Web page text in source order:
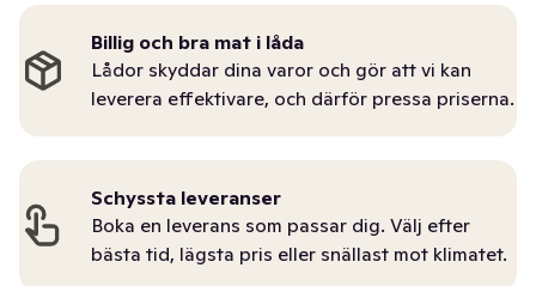
Billig och bra mat i låda
Lådor skyddar dina varor och gör att vi kan
leverera effektivare, och därför pressa priserna.
Schyssta leveranser
Boka en leverans som passar dig. Välj efter
bästa tid, lägsta pris eller snällast mot klimatet.